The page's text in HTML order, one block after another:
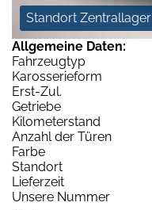
Standort Zentrallager
Allgemeine Daten:
Fahrzeugtyp
Karosserieform
Erst-Zul.
Getriebe
Kilometerstand
Anzahl der Türen
Farbe
Standort
Lieferzeit
Unsere Nummer